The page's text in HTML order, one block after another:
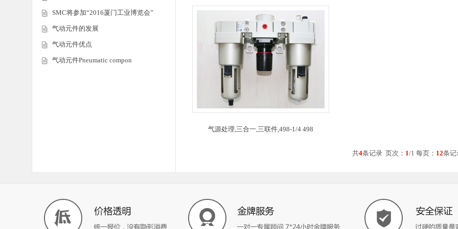
SMC将参加“2016厦门工业博览会”
气动元件的发展
气动元件优点
气动元件Pneumatic compon
气源处理,三合一,三联件,498-1/4 498
共4条记录 页次： 1/1 每页： 12条